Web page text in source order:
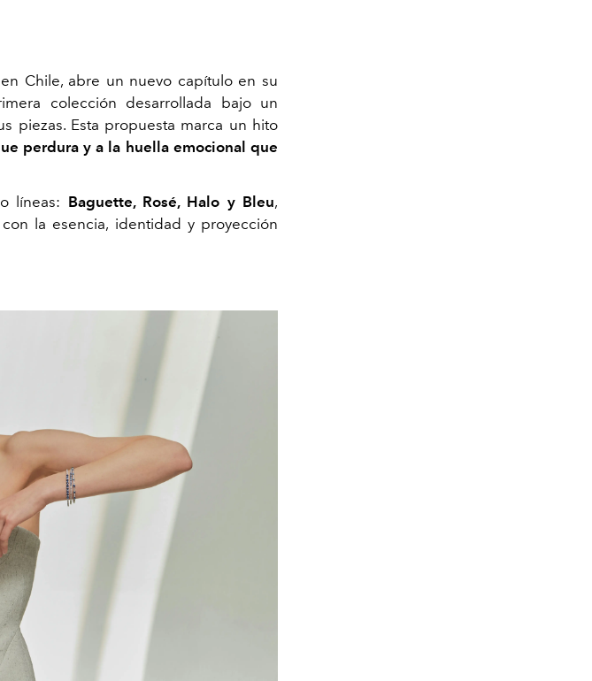
Chile, abre un nuevo capítulo en su
colección desarrollada bajo un
piezas. Esta propuesta marca un hito
perdura y a la huella emocional que
líneas: Baguette, Rosé, Halo y Bleu,
la esencia, identidad y proyección